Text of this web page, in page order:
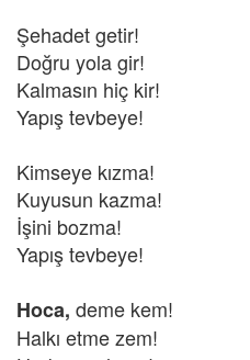
Şehadet getir!
Doğru yola gir!
Kalmasın hiç kir!
Yapış tevbeye!
Kimseye kızma!
Kuyusun kazma!
İşini bozma!
Yapış tevbeye!
Hoca, deme kem!
Halkı etme zem!